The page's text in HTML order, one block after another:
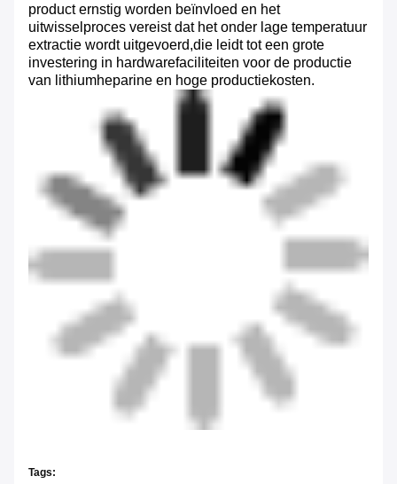
product ernstig worden beïnvloed en het
uitwisselproces vereist dat het onder lage temperatuur
extractie wordt uitgevoerd,die leidt tot een grote
investering in hardwarefaciliteiten voor de productie
van lithiumheparine en hoge productiekosten.
Tags: